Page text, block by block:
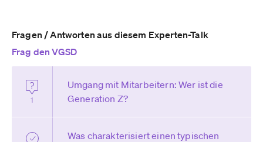
Fragen / Antworten aus diesem Experten-Talk
Frag den VGSD
1
Umgang mit Mitarbeitern: Wer ist die
Generation Z?
Was charakterisiert einen typischen